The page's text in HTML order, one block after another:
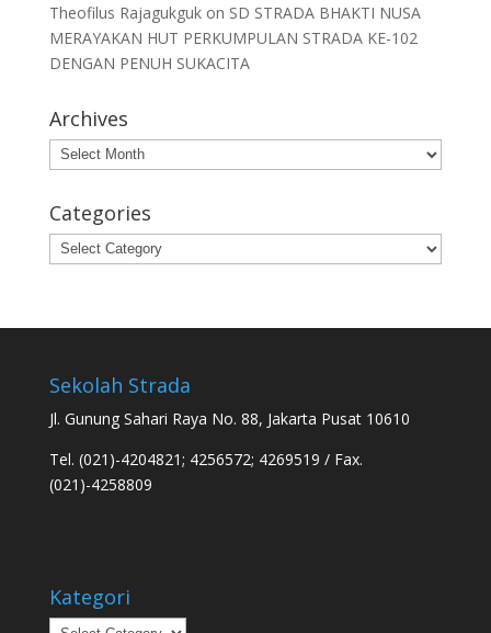
Theofilus Rajagukgukon SD STRADA BHAKTI NUSA
MERAYAKAN HUT PERKUMPULAN STRADA KE-102
DENGAN PENUH SUKACITA
Archives
Archives
Categories
Categories
Sekolah Strada
Jl. Gunung Sahari Raya No. 88, Jakarta Pusat 10610
Tel. (021)-4204821; 4256572; 4269519 / Fax.
(021)-4258809
Kategori